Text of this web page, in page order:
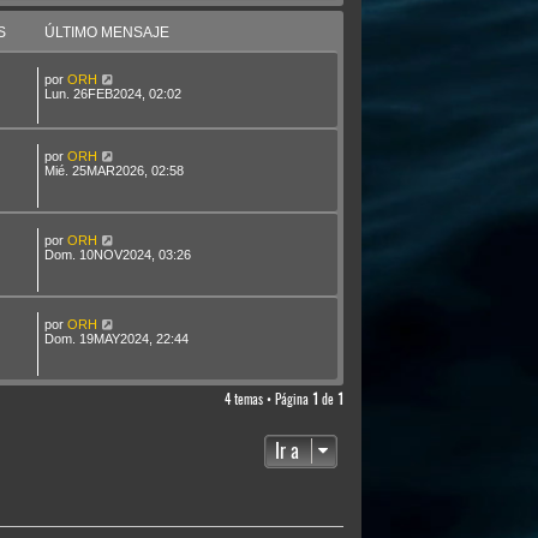
ÚLTIMO MENSAJE
por ORH
Lun. 26FEB2024, 02:02
por ORH
Mié. 25MAR2026, 02:58
por ORH
Dom. 10NOV2024, 03:26
por ORH
Dom. 19MAY2024, 22:44
4 temas • Página 1 de 1
Ir a